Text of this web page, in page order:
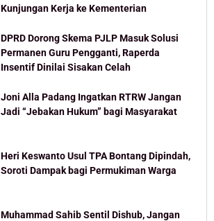
Kunjungan Kerja ke Kementerian
DPRD Dorong Skema PJLP Masuk Solusi
Permanen Guru Pengganti, Raperda
Insentif Dinilai Sisakan Celah
Joni Alla Padang Ingatkan RTRW Jangan
Jadi “Jebakan Hukum” bagi Masyarakat
Heri Keswanto Usul TPA Bontang Dipindah,
Soroti Dampak bagi Permukiman Warga
Muhammad Sahib Sentil Dishub, Jangan